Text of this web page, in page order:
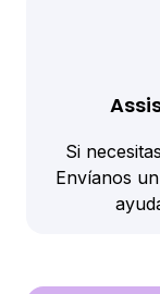
Si
Envíanos